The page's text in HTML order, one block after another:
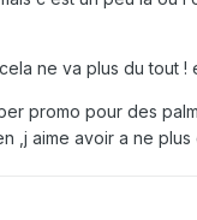
ne va plus du tout !
promo pour des
,j aime avoir a ne plus